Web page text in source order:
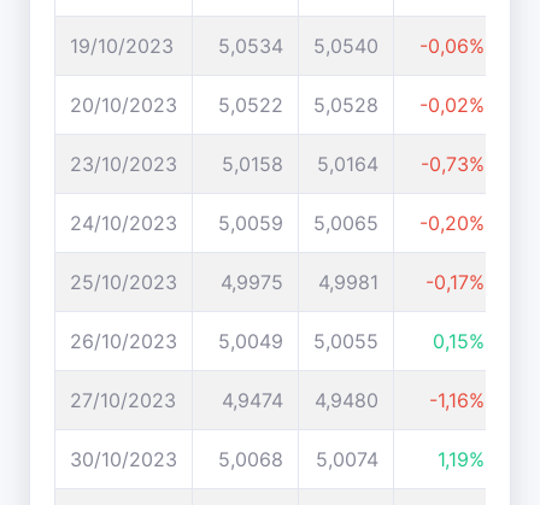
19/10/2023 5,0534 5,0540 -0,06%
20/10/2023 5,0522 5,0528 -0,02%
23/10/2023 5,0158 5,0164 -0,73%
24/10/2023 5,0059 5,0065 -0,20%
25/10/2023 4,9975 4,9981 -0,17%
26/10/2023 5,0049 5,0055 0,15%
27/10/2023 4,9474 4,9480 -1,16%
30/10/2023 5,0068 5,0074 1,19%